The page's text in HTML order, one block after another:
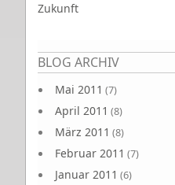
Zukunft
BLOG ARCHIV
Mai 2011 (7)
April 2011 (8)
März 2011 (8)
Februar 2011 (7)
Januar 2011 (6)
Seiten